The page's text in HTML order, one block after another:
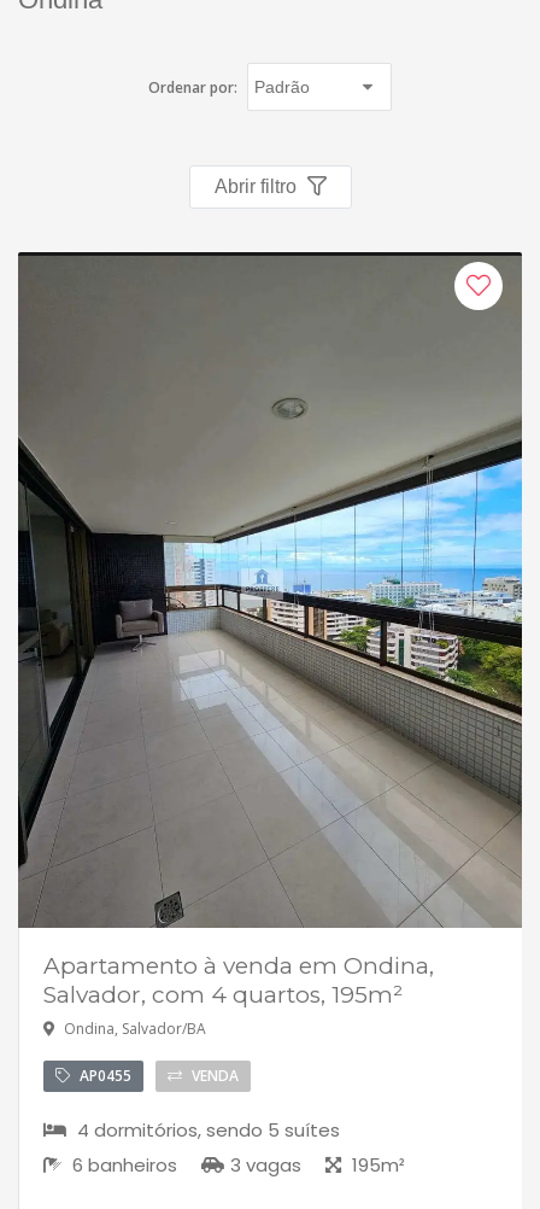
Ordenar por:
Abrir filtro
Apartamento à venda em Ondina,
Salvador, com 4 quartos, 195m²
Ondina, Salvador/BA
AP0455 VENDA
4 dormitórios, sendo 5 suítes
6 banheiros
3 vagas 195m²